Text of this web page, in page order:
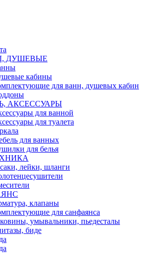
ДУШЕВЫЕ
кабины
для ванн, душевых кабин
АКСЕССУАРЫ
для ванной
для туалета
для ванных
для белья
лейки, шланги
клапаны
для санфаянса
умывальники, пьедесталы
биде